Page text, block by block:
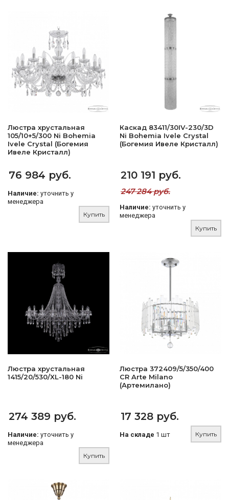
Люстра хрустальная
105/10+5/300 Ni Bohemia
Ivele Crystal (Богемия
Ивеле Кристалл)
76 984 руб.
Наличие: уточнить у
менеджера
Купить
Каскад 83411/30IV-230/3D
Ni Bohemia Ivele Crystal
(Богемия Ивеле Кристалл)
210 191 руб.
247 284 руб.
Наличие: уточнить у
менеджера
Купить
Люстра хрустальная
1415/20/530/XL-180 Ni
274 389 руб.
Наличие: уточнить у
менеджера
Купить
Люстра 372409/5/350/400
CR Arte Milano
(Артемилано)
17 328 руб.
На складе 1 шт Купить